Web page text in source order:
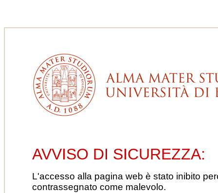
AVVISO DI SICUREZZA:
L'accesso alla pagina web è stato inibito
contrassegnato come malevolo.